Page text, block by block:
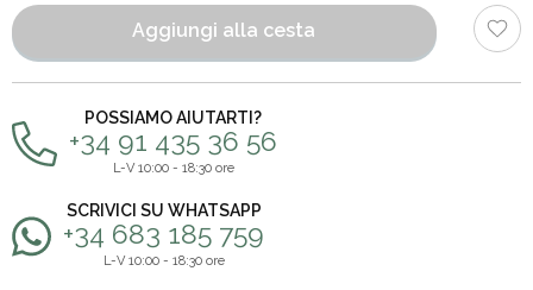
articoli
Aggiungi alla cesta
POSSIAMO AIUTARTI?
+34 91 435 36 56
L-V 10:00 - 18:30 ore
SCRIVICI SU WHATSAPP
+34 683 185 759
L-V 10:00 - 18:30 ore